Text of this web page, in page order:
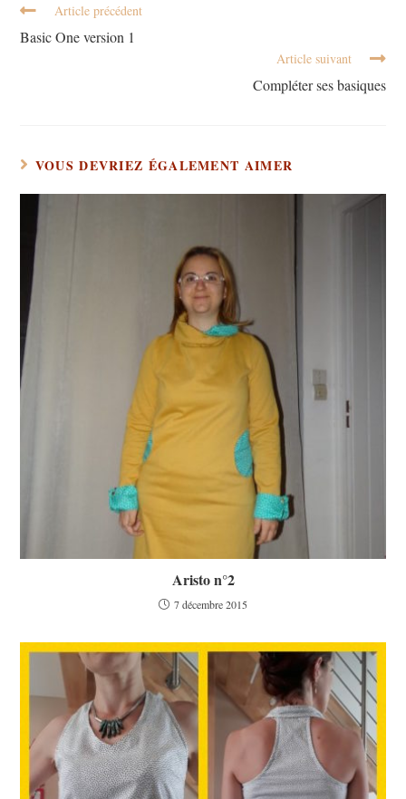
Article précédent
Basic One version 1
Article suivant
Compléter ses basiques
VOUS DEVRIEZ ÉGALEMENT AIMER
Aristo n°2
7 décembre 2015